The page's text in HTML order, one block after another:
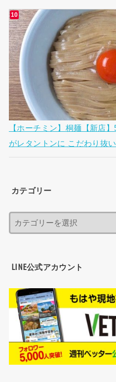
【ホーチミン】桐麺【新店
がレタントンに こだわり抜
カテゴリー
LINE公式アカウント